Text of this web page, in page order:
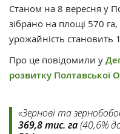
Станом на 8 вересня у
зібрано на площі 570
урожайність становить
Про це повідомили у
розвитку Полтавської
«Зернові та
369,8 тис. га(40,6%